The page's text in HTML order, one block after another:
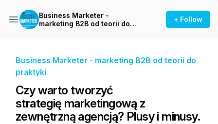
Business Marketer -
marketing B2B od teorii do
+ Follow
Business Marketer - marketing B2B od teorii do
praktyki
Czy warto tworzyć
strategię marketingową z
zewnętrzną agencją? Plusy i minusy.